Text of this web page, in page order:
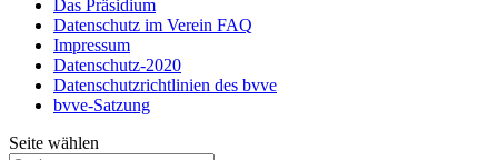
Das Präsidium
Datenschutz im Verein FAQ
Impressum
Datenschutz-2020
Datenschutzrichtlinien des bvve
bvve-Satzung
Seite wählen